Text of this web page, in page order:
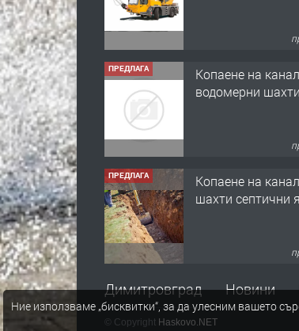
ПРЕДЛАГА
Копаене на
водомерни шахти
ПРЕДЛАГА
Копаене на
шахти септични
ПРЕДЛАГА
Отпушване на
тоалетни
щрангове
Димитровград Новини
© Copyright Haskovo.NET
Ние използваме „бисквитки“, за да улесним вашето